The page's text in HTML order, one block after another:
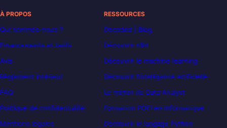
À PROPOS
Qui sommes-nous ?
Financements et tarifs
Avis
Règlement intérieur
FAQ
Politique de confidentialité
Mentions légales
RESSOURCES
Decoded | Blog
Découvrir n8n
Découvrir le machine learning
Découvrir l’intelligence artificielle
Le métier de Data Analyst
Formation POEI en informatique
Découvrir le langage Python